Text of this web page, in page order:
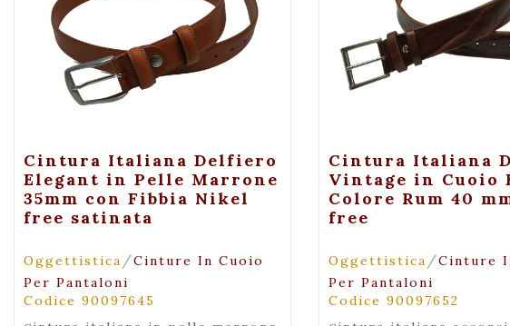
+ Maggiori Dettagli
Cintura Italiana Delfiero
Elegant in Pelle Marrone
35mm con Fibbia Nikel
free satinata
Oggettistica /Cinture In Cuoio
Per Pantaloni
Codice 90097645
+ Maggiori
Cintura Italiana
Vintage in Cuoio
Colore Rum 40
free
Oggettistica /Cinture
Per Pantaloni
Codice 90097652